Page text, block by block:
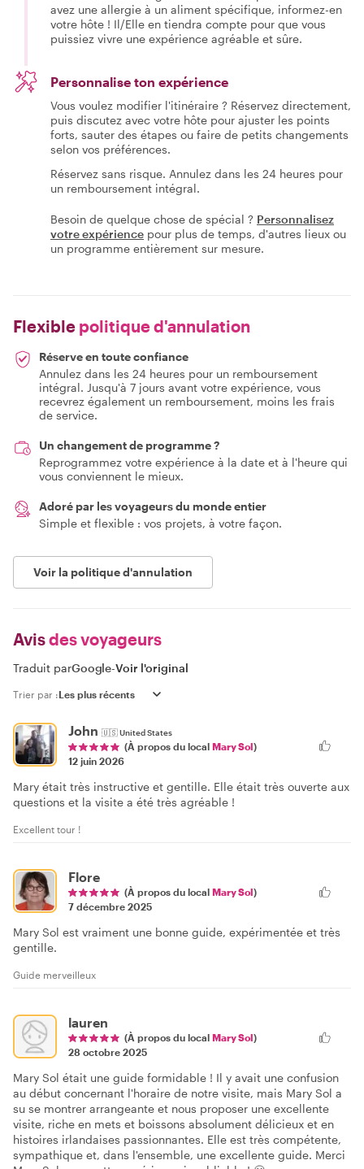
avez une allergie à un aliment spécifique, informez-en
votre hôte ! Il/Elle en tiendra compte pour que vous
puissiez vivre une expérience agréable et sûre.
Personnalise ton expérience
Vous voulez modifier l'itinéraire ? Réservez directement,
puis discutez avec votre hôte pour ajuster les points
forts, sauter des étapes ou faire de petits changements
selon vos préférences.
Réservez sans risque. Annulez dans les 24 heures pour
un remboursement intégral.
Besoin de quelque chose de spécial ? Personnalisez
votre expérience pour plus de temps, d'autres lieux ou
un programme entièrement sur mesure.
Flexible politique d'annulation
Réserve en toute confiance
Annulez dans les 24 heures pour un remboursement
intégral. Jusqu'à 7 jours avant votre expérience, vous
recevrez également un remboursement, moins les frais
de service.
Un changement de programme ?
Reprogrammez votre expérience à la date et à l'heure qui
vous conviennent le mieux.
Adoré par les voyageurs du monde entier
Simple et flexible : vos projets, à votre façon.
Voir la politique d'annulation
Avisdes voyageurs
Traduit parGoogle-Voir l'original
Trier par :
John 🇺🇸United States
(À propos du local Mary Sol)
12 juin 2026
Mary était très instructive et gentille. Elle était très ouverte aux
questions et la visite a été très agréable !
Excellent tour !
Flore
(À propos du local Mary Sol)
7 décembre 2025
Mary Sol est vraiment une bonne guide, expérimentée et très
gentille.
Guide merveilleux
lauren
(À propos du local Mary Sol)
28 octobre 2025
Mary Sol était une guide formidable ! Il y avait une confusion
au début concernant l'horaire de notre visite, mais Mary Sol a
su se montrer arrangeante et nous proposer une excellente
visite, riche en mets et boissons absolument délicieux et en
histoires irlandaises passionnantes. Elle est très compétente,
sympathique et, dans l'ensemble, une excellente guide. Merci